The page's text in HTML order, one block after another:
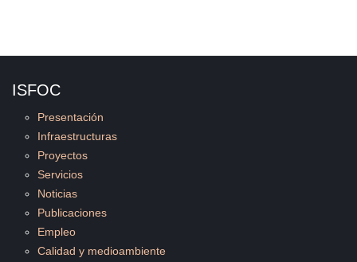
ISFOC
Presentación
Infraestructuras
Proyectos
Servicios
Noticias
Publicaciones
Empleo
Calidad y medioambiente